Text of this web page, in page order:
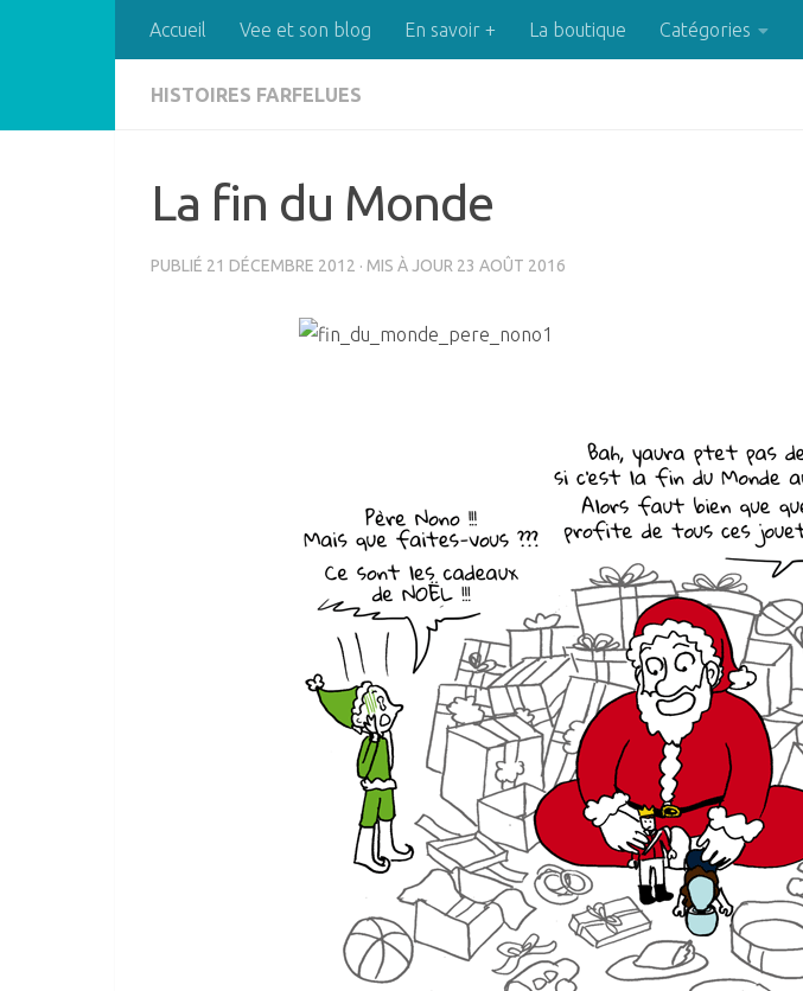
Skip to contentAccueil Vee et son blog En savoir + La boutique Catégories
HISTOIRES FARFELUES
La fin du Monde
PUBLIÉ 21 DÉCEMBRE 2012 · MIS À JOUR 23 AOÛT 2016